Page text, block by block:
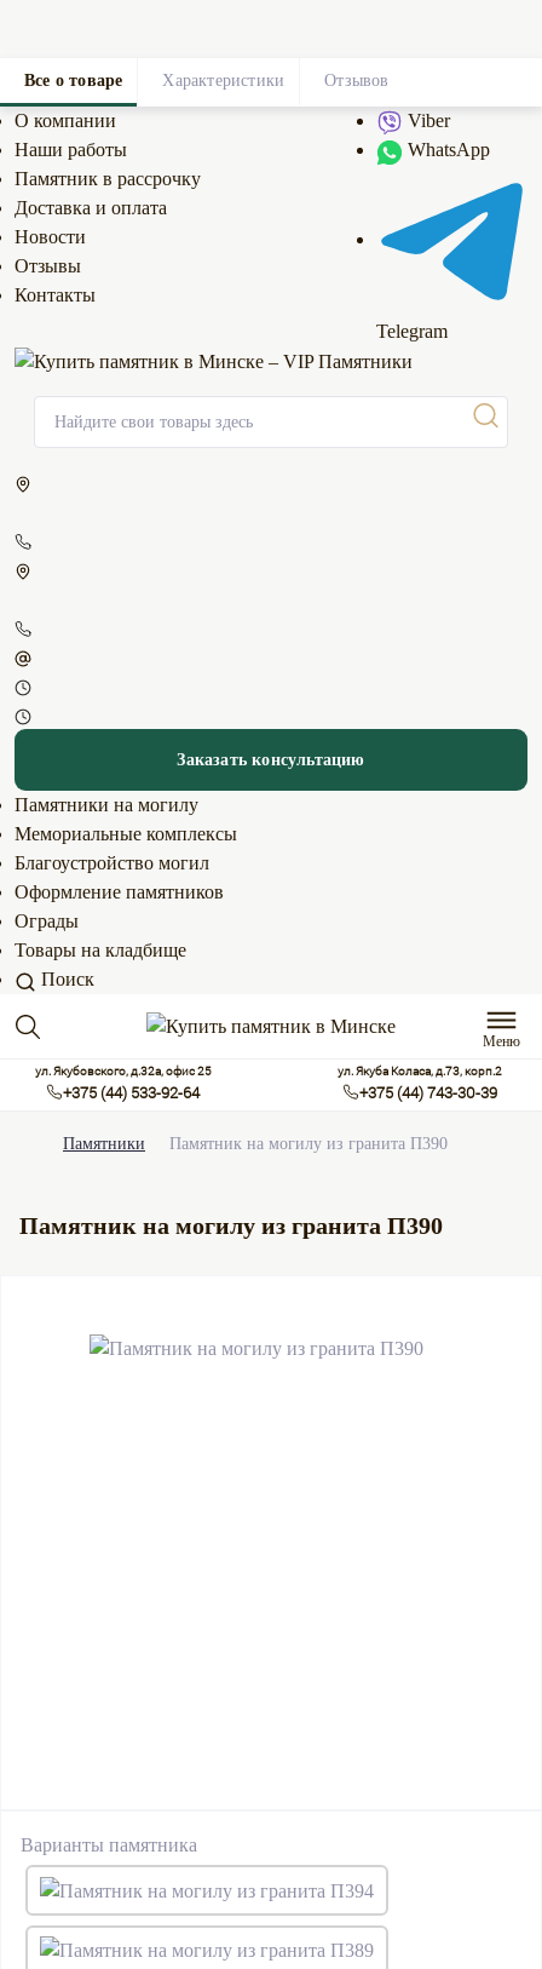
О компании
Наши работы
Памятник в рассрочку
Доставка и оплата
Новости
Отзывы
Контакты
Viber
WhatsApp
Telegram
Заказать консультацию
Памятники на могилу
Мемориальные комплексы
Благоустройство могил
Оформление памятников
Ограды
Товары на кладбище
Поиск
Меню
ул. Якубовского, д.32а, офис 25
+375 (44) 533-92-64
ул. Якуба Коласа, д.73, корп.2
+375 (44) 743-30-39
Памятники Памятник на могилу из гранита П390
Памятник на могилу из гранита П390
Все о товаре Характеристики Отзывов
Варианты памятника